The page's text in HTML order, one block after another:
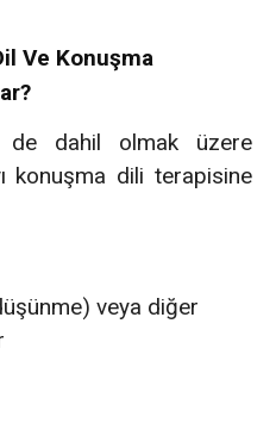
Ve Konuşma
de dahil olmak üzere
konuşma dili terapisine
veya diğer